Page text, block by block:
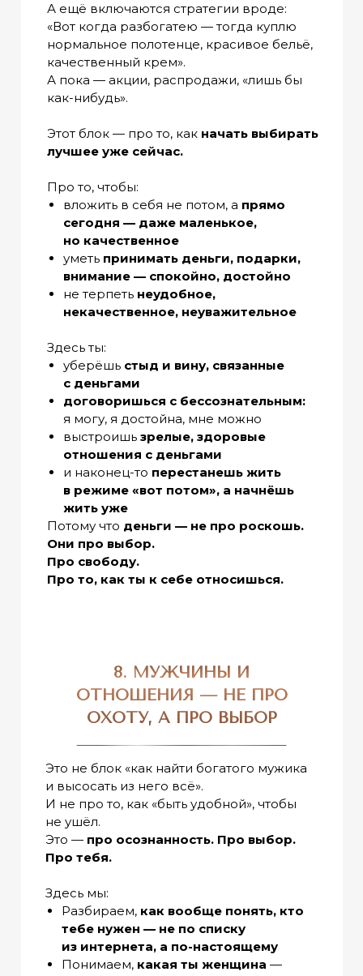
А ещё включаются стратегии вроде:
«Вот когда разбогатею — тогда куплю
нормальное полотенце, красивое бельё,
качественный крем».
А пока — акции, распродажи, «лишь бы
как-нибудь».
Этот блок — про то, как начать выбирать
лучшее уже сейчас.
Про то, чтобы:
вложить в себя не потом, а прямо
сегодня — даже маленькое,
но качественное
уметь принимать деньги, подарки,
внимание — спокойно, достойно
не терпеть неудобное,
некачественное, неуважительное
Здесь ты:
уберёшь стыд и вину, связанные
с деньгами
договоришься с бессознательным:
я могу, я достойна, мне можно
выстроишь зрелые, здоровые
отношения с деньгами
и наконец-то перестанешь жить
в режиме «вот потом», а начнёшь
жить уже
Потому что деньги — не про роскошь.
Они про выбор.
Про свободу.
Про то, как ты к себе относишься.
Это не блок «как найти богатого мужика
и высосать из него всё».
И не про то, как «быть удобной», чтобы
не ушёл.
Это — про осознанность. Про выбор.
Про тебя.
Здесь мы:
Разбираем, как вообще понять, кто
тебе нужен — не по списку
из интернета, а по-настоящему
Понимаем, какая ты женщина —
8. МУЖЧИНЫ И
ОТНОШЕНИЯ — НЕ ПРО
ОХОТУ, А ПРО ВЫБОР